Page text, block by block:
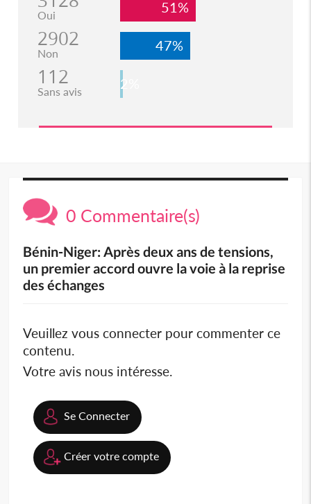
Oui 51%
2902
Non 47%
112
Sans avis 2%
0 Commentaire(s)
Bénin-Niger: Après deux ans de tensions,
un premier accord ouvre la voie à la reprise
des échanges
Veuillez vous connecter pour commenter ce
contenu.
Votre avis nous intéresse.
Se Connecter
Créer votre compte